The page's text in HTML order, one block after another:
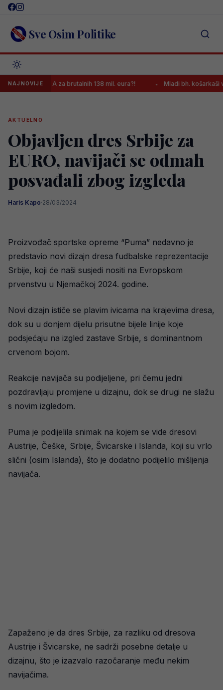
Skip
content Sve Osim Politike
NAJNOVIJE
Serie A za brutalnih 138 mil. eura?! Mladi bh. košarkaši večeras
AKTUELNO
Objavljen dres Srbije za
EURO, navijači se odmah
posvađali zbog izgleda
Haris Kapo·28/03/2024
Proizvođač sportske opreme “Puma” nedavno je
predstavio novi dizajn dresa fudbalske reprezentacije
Srbije, koji će naši susjedi nositi na Evropskom
prvenstvu u Njemačkoj 2024. godine.
Novi dizajn ističe se plavim ivicama na krajevima dresa,
dok su u donjem dijelu prisutne bijele linije koje
podsjećaju na izgled zastave Srbije, s dominantnom
crvenom bojom.
Reakcije navijača su podijeljene, pri čemu jedni
pozdravljaju promjene u dizajnu, dok se drugi ne slažu
s novim izgledom.
Puma je podijelila snimak na kojem se vide dresovi
Austrije, Češke, Srbije, Švicarske i Islanda, koji su vrlo
slični (osim Islanda), što je dodatno podijelilo mišljenja
navijača.
Zapaženo je da dres Srbije, za razliku od dresova
Austrije i Švicarske, ne sadrži posebne detalje u
dizajnu, što je izazvalo razočaranje među nekim
navijačima.